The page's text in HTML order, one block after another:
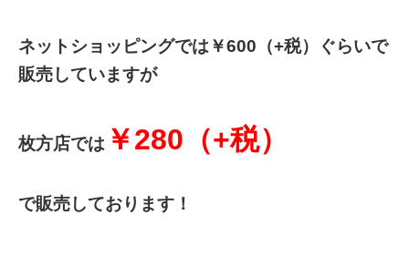
ネットショッピングでは￥600（+税）ぐらいで
販売していますが
枚方店では ￥280（+税）
で販売しております！